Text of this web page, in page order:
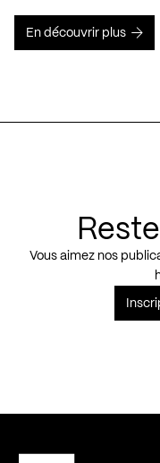
En découvrir plus
Vous aimez nos